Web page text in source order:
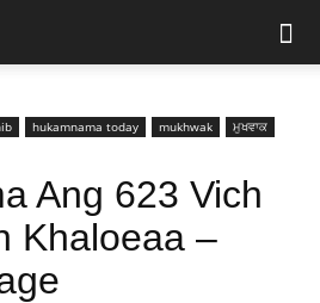
hukamnama today mukhwak
ਮੁਖਵਾਕ
Ang 623 Vich
Khaloeaa –